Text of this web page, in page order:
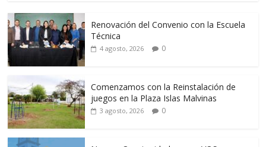
Renovación del Convenio con la Escuela
Técnica
4 agosto, 2026 0
Comenzamos con la Reinstalación de
juegos en la Plaza Islas Malvinas
3 agosto, 2026 0